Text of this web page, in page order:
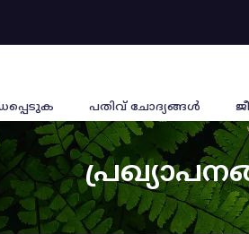
പതിവ് ചോദ്യങ്ങൾ